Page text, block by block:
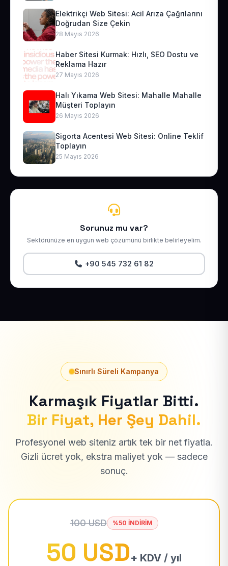
Elektrikçi Web Sitesi: Acil Arıza Çağrılarını
Doğrudan Size Çekin
28 Mayıs 2026
Haber Sitesi Kurmak: Hızlı, SEO Dostu ve
Reklama Hazır
27 Mayıs 2026
Halı Yıkama Web Sitesi: Mahalle Mahalle
Müşteri Toplayın
26 Mayıs 2026
Sigorta Acentesi Web Sitesi: Online Teklif
Toplayın
25 Mayıs 2026
Sorunuz mu var?
Sektörünüze en uygun web çözümünü birlikte belirleyelim.
+90 545 732 61 82
Sınırlı Süreli Kampanya
Karmaşık Fiyatlar Bitti.
Bir Fiyat, Her Şey Dahil.
Profesyonel web siteniz artık tek bir net fiyatla.
Gizli ücret yok, ekstra maliyet yok — sadece
sonuç.
100 USD %50 İNDİRİM
50 USD+ KDV / yıl